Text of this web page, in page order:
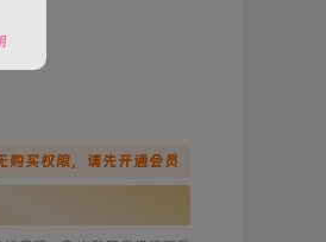
购买权限，请先开通会员